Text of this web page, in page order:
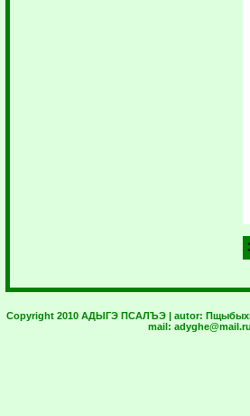
Copyright 2010 АДЫГЭ ПСАЛЪЭ | autor:
mail: adyghe@mail.ru